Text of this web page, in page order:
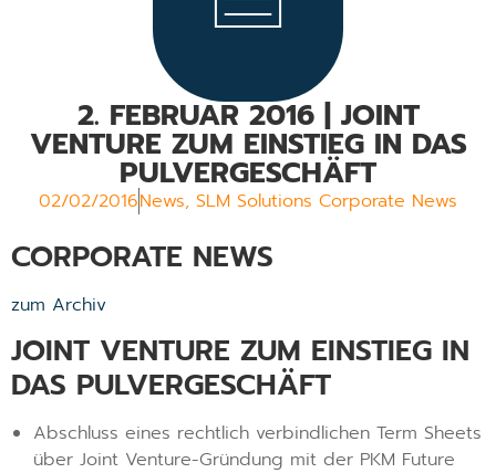
2. FEBRUAR 2016 | JOINT
VENTURE ZUM EINSTIEG IN DAS
PULVERGESCHÄFT
02/02/2016News, SLM Solutions Corporate News
CORPORATE NEWS
zum Archiv
JOINT VENTURE ZUM EINSTIEG IN
DAS PULVERGESCHÄFT
Abschluss eines rechtlich verbindlichen Term Sheets
über Joint Venture-Gründung mit der PKM Future